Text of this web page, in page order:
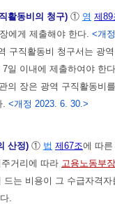
활동비의 청구) ① 영 제89
에게 제출해야 한다. <개
구직활동비 청구서는 광
일 이내에 제출하여야 한다.
의 장은 광역 구직활동비
<개정 2023. 6. 30.>
산정) ① 법 제67조에 따른
거리에 따라 고용노동부
는 비용이 그 수급자격자
.